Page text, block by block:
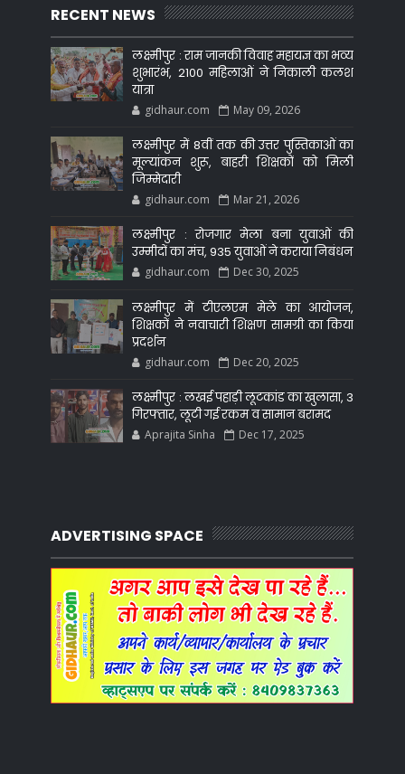
RECENT NEWS
लक्ष्मीपुर : राम जानकी विवाह महायज्ञ का भव्य
शुभारंभ, 2100 महिलाओं ने निकाली कलश
यात्रा
gidhaur.com May 09, 2026
लक्ष्मीपुर में 8वीं तक की उत्तर पुस्तिकाओं का
मूल्यांकन शुरू, बाहरी शिक्षकों को मिली
जिम्मेदारी
gidhaur.com Mar 21, 2026
लक्ष्मीपुर : रोजगार मेला बना युवाओं की
उम्मीदों का मंच, 935 युवाओं ने कराया निबंधन
gidhaur.com Dec 30, 2025
लक्ष्मीपुर में टीएलएम मेले का आयोजन,
शिक्षकों ने नवाचारी शिक्षण सामग्री का किया
प्रदर्शन
gidhaur.com Dec 20, 2025
लक्ष्मीपुर : लखई पहाड़ी लूटकांड का खुलासा, 3
गिरफ्तार, लूटी गई रकम व सामान बरामद
Aprajita Sinha Dec 17, 2025
ADVERTISING SPACE